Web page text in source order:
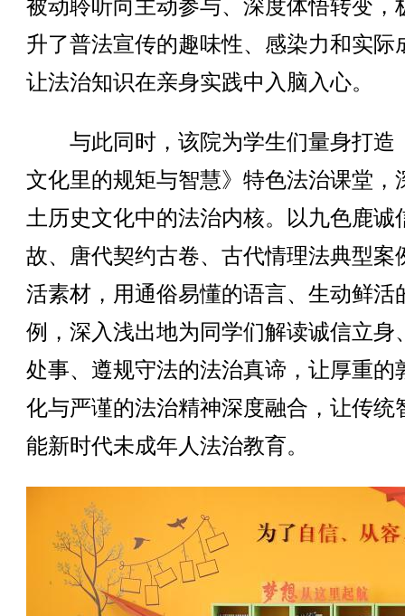
被动聆听向主动参与、深度体悟转变，
升了普法宣传的趣味性、感染力和实际
让法治知识在亲身实践中入脑入心。
与此同时，该院为学生们量身打造
文化里的规矩与智慧》特色法治课堂，
土历史文化中的法治内核。以九色鹿诚
故、唐代契约古卷、古代情理法典型案
活素材，用通俗易懂的语言、生动鲜活
例，深入浅出地为同学们解读诚信立身
处事、遵规守法的法治真谛，让厚重的
化与严谨的法治精神深度融合，让传统
能新时代未成年人法治教育。